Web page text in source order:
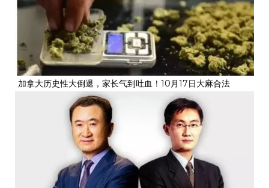
加拿大历史性大倒退，家长气到吐血！10月17日大麻合法